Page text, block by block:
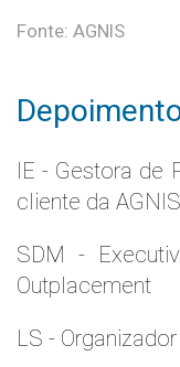
Fonte: AGNIS
IE - Gestora de
cliente da AGNIS
SDM -
Outplacement
LS -